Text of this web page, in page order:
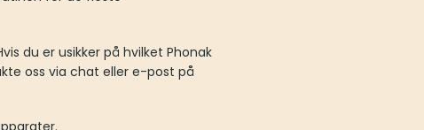
du er usikker på hvilket Phonak
oss via chat eller e-post på